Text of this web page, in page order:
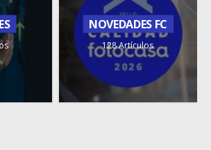
NOVEDADES FC
128 Artículos